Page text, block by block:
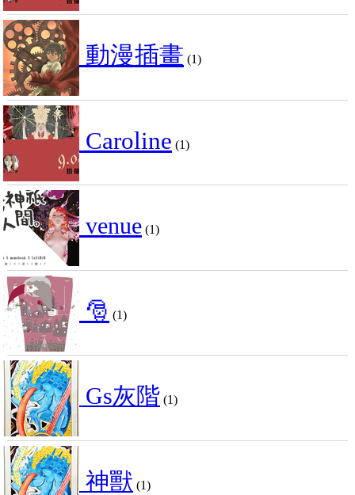
動漫插畫 (1)
Caroline (1)
venue (1)
🎅 (1)
Gs灰階 (1)
神獸 (1)